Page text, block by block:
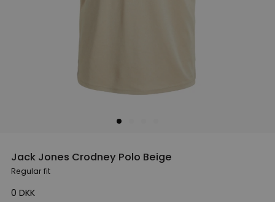
Jack Jones Crodney Polo Beige
Regular fit
0 DKK